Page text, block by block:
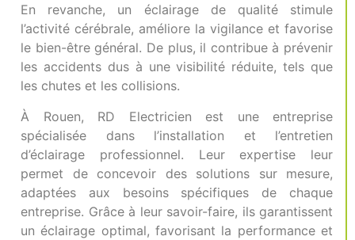
En revanche, un éclairage de qualité stimule
l’activité cérébrale, améliore la vigilance et favorise
le bien-être général. De plus, il contribue à prévenir
les accidents dus à une visibilité réduite, tels que
les chutes et les collisions.
À Rouen, RD Electricien est une entreprise
spécialisée dans l’installation et l’entretien
d’éclairage professionnel. Leur expertise leur
permet de concevoir des solutions sur mesure,
adaptées aux besoins spécifiques de chaque
entreprise. Grâce à leur savoir-faire, ils garantissent
un éclairage optimal, favorisant la performance et